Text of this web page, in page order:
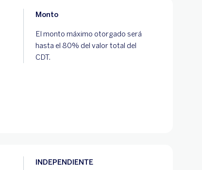
Monto
El monto máximo otorgado será
hasta el 80% del valor total del
CDT.
INDEPENDIENTE